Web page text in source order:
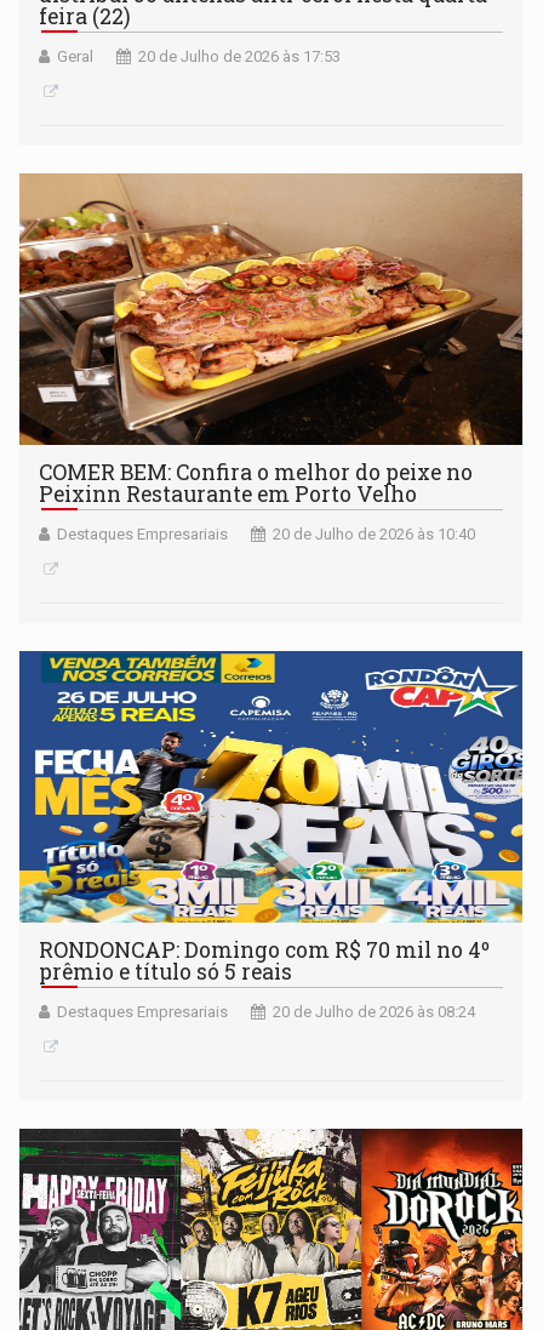
feira (22)
Geral 20 de Julho de 2026 às 17:53
COMER BEM: Confira o melhor do peixe no
Peixinn Restaurante em Porto Velho
Destaques Empresariais 20 de Julho de 2026 às 10:40
RONDONCAP: Domingo com R$ 70 mil no 4º
prêmio e título só 5 reais
Destaques Empresariais 20 de Julho de 2026 às 08:24